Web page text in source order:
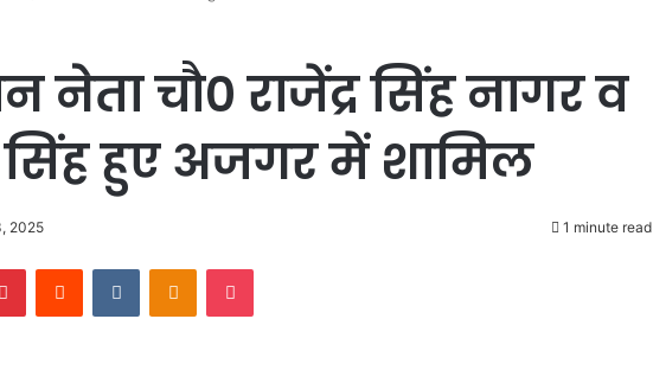
नेता चौ० राजेंद्र सिंह नागर व
सिंह हुए अजगर में शामिल
2025 1 minute read
PinterestReddit VKontakteOdnoklassniki
Pocket